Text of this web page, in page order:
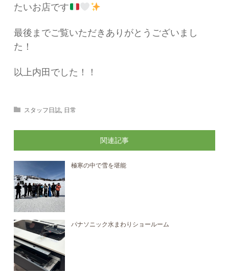
たいお店です
最後までご覧いただきありがとうございまし
た！
以上内田でした！！
スタッフ日誌, 日常
関連記事
極寒の中で雪を堪能
パナソニック水まわりショールーム